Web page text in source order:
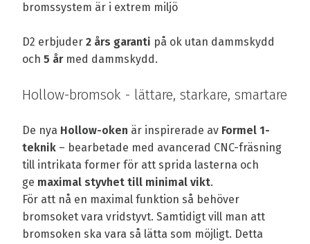
bromssystem är i extrem miljö
D2 erbjuder 2 års garanti på ok utan dammskydd
och 5 årmed dammskydd.
Hollow-bromsok - lättare, starkare, smartare
De nya Hollow-oken är inspirerade av Formel 1-
teknik – bearbetade med avancerad CNC-fräsning
till intrikata former för att sprida lasterna och
ge maximal styvhet till minimal vikt.
För att nå en maximal funktion så behöver
bromsoket vara vridstyvt. Samtidigt vill man att
bromsoken ska vara så lätta som möjligt. Detta